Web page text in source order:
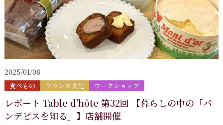
2025/01/08
食べもの フランス文化 ワークショップ
レポート Table d'hôte 第32回 【暮らしの中の「パ
ンデピスを知る」】店舗開催